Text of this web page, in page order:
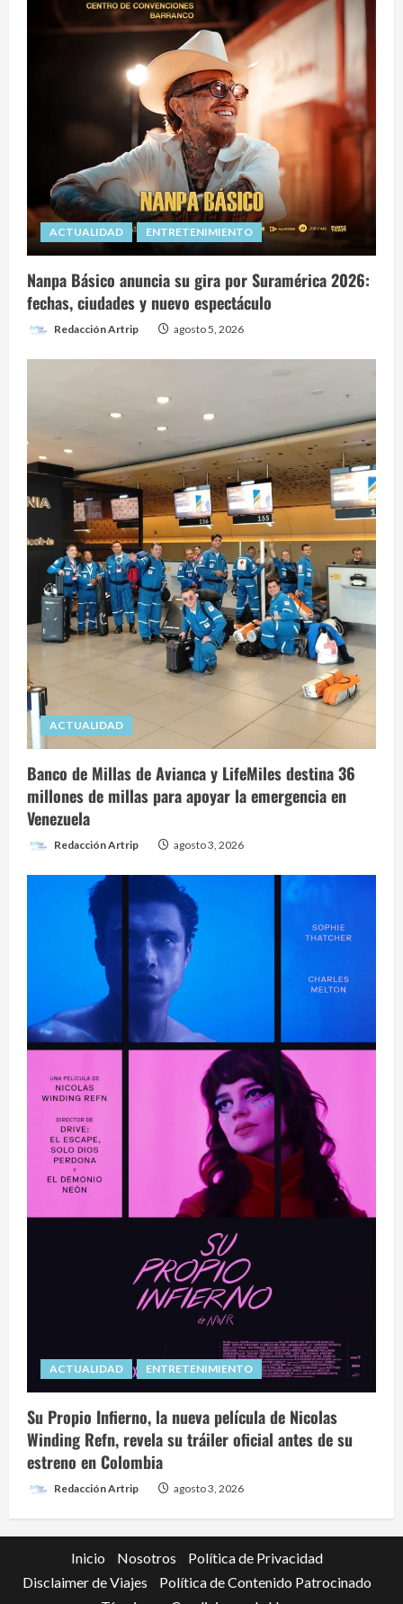
ACTUALIDAD ENTRETENIMIENTO
Nanpa Básico anuncia su gira por Suramérica 2026:
fechas, ciudades y nuevo espectáculo
Redacción Artrip agosto 5, 2026
ACTUALIDAD
Banco de Millas de Avianca y LifeMiles destina 36
millones de millas para apoyar la emergencia en
Venezuela
Redacción Artrip agosto 3, 2026
ACTUALIDAD ENTRETENIMIENTO
Su Propio Infierno, la nueva película de Nicolas
Winding Refn, revela su tráiler oficial antes de su
estreno en Colombia
Redacción Artrip agosto 3, 2026
Inicio Nosotros
Política de Privacidad
Disclaimer de Viajes
Política de Contenido Patrocinado